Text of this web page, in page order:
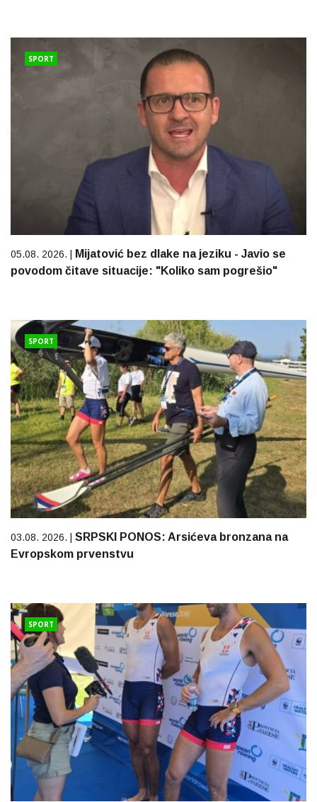
SPORT
05.08. 2026. |
Mijatović bez dlake na jeziku - Javio se
povodom čitave situacije: "Koliko sam pogrešio"
SPORT
03.08. 2026. | SRPSKI PONOS: Arsićeva bronzana na
Evropskom prvenstvu
SPORT